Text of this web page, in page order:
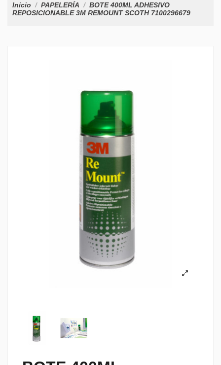
Inicio PAPELERÍA
BOTE 400ML ADHESIVO
REPOSICIONABLE 3M REMOUNT SCOTH 7100296679